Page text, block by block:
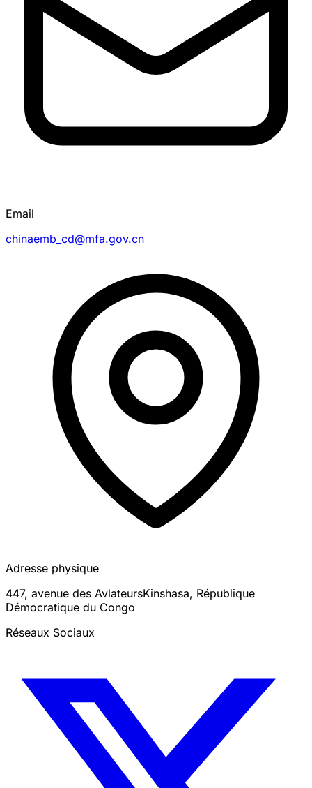
Email
chinaemb_cd@mfa.gov.cn
Adresse physique
447, avenue des AvlateursKinshasa, République
Démocratique du Congo
Réseaux Sociaux